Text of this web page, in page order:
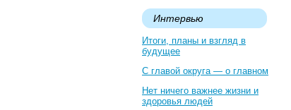
Интервью
Итоги, планы и взгляд в
будущее
С главой округа — о главном
Нет ничего важнее жизни и
здоровья людей